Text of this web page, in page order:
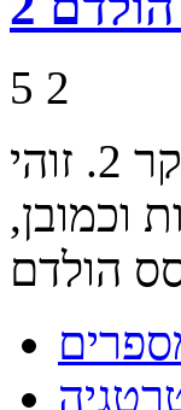
5 2
משחק פוקר טקסס הולדם הידוע גם בשם מושל הפוקר 2. זוהי
וכמובן,